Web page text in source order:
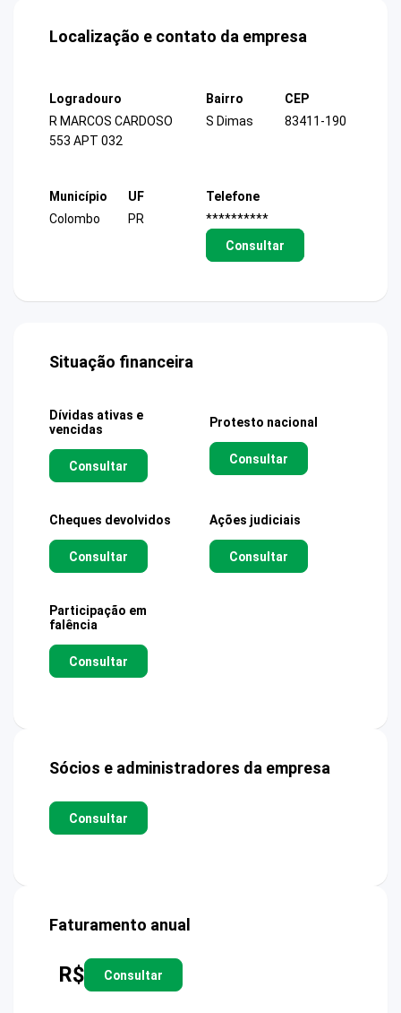
Localização e contato da empresa
Logradouro
R MARCOS CARDOSO
553 APT 032
Bairro
S Dimas
CEP
83411-190
Município
Colombo
UF
PR
Telefone
**********
Consultar
Situação financeira
Dívidas ativas e
vencidas
Consultar
Protesto nacional
Consultar
Cheques devolvidos
Consultar
Ações judiciais
Consultar
Participação em
falência
Consultar
Sócios e administradores da empresa
Consultar
Faturamento anual
R$ Consultar